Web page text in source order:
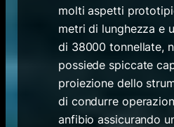
molti aspetti
metri di lunghezza e
di 38000 tonnellate,
possiede spiccate
proiezione dello
di condurre
anfibio assicurando